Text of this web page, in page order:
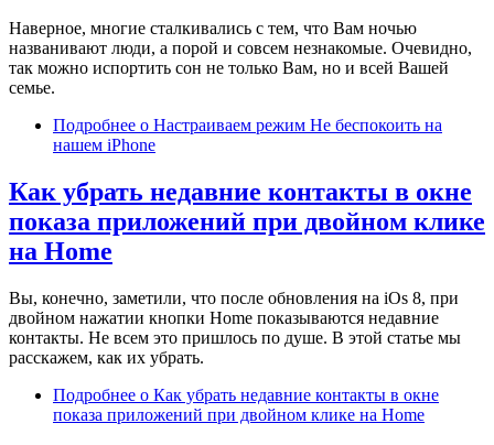
Наверное, многие сталкивались с тем, что Вам ночью
названивают люди, а порой и совсем незнакомые. Очевидно,
так можно испортить сон не только Вам, но и всей Вашей
семье.
Подробнее о Настраиваем режим Не беспокоить на
нашем iPhone
Как убрать недавние контакты в окне
показа приложений при двойном клике
на Home
Вы, конечно, заметили, что после обновления на iOs 8, при
двойном нажатии кнопки Home показываются недавние
контакты. Не всем это пришлось по душе. В этой статье мы
расскажем, как их убрать.
Подробнее о Как убрать недавние контакты в окне
показа приложений при двойном клике на Home